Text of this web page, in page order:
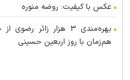
عکس با کیفیت: روضه منوره
بهره‌مندی ۳ هزار
هم‌زمان با روز اربعین حسینی